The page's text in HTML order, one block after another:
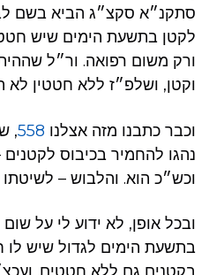
סתקנ״א סקצ״ג הביא בשם
לקטן בתשעת הימים שיש
ורק משום רפואה. ור״ל
וקטן, ושלפ״ז ללא חטטין לא
וכבר כתבנו מזה אצלנו 558
,
נהגו להחמיר בכיבוס
וכש״כ הוא. והלבוש –
ובכל אופן, לא ידוע לי על
בתשעת הימים לגדול שיש לו